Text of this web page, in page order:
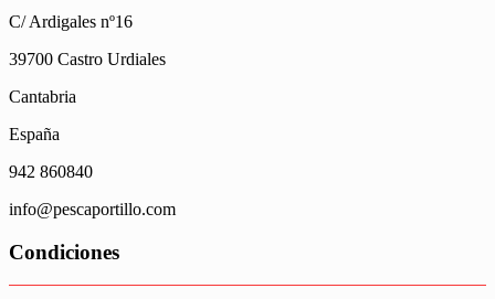
C/ Ardigales nº16
39700 Castro Urdiales
Cantabria
España
942 860840
info@pescaportillo.com
Condiciones